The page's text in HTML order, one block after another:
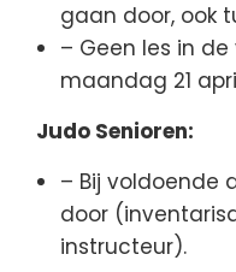
gaan door, ook
– Geen les in
maandag 21
Judo Senioren:
– Bij voldoende
door
instructeur).